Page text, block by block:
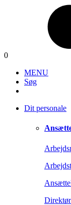
0
MENU
Søg
Dit personale